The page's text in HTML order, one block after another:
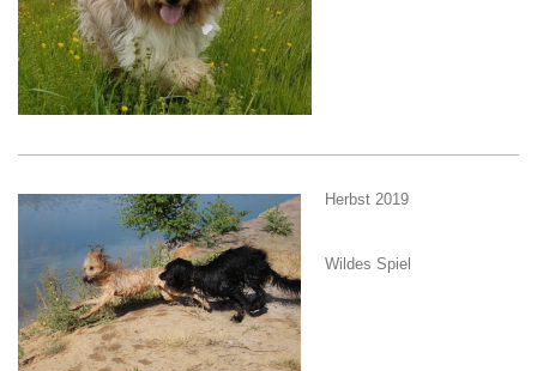
Herbst 2019
Wildes Spiel